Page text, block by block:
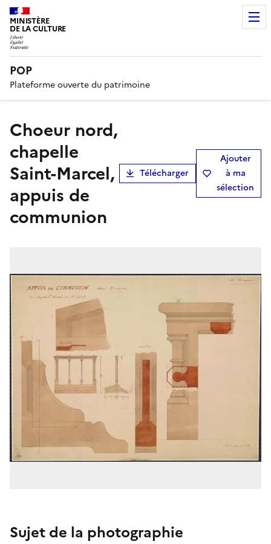
MINISTÈRE
DE LA CULTURE
POP
Plateforme ouverte du patrimoine
choeur nord,
chapelle
Saint-Marcel,
appuis de
communion
Télécharger
Ajouter
à ma
sélection
Sujet de la photographie